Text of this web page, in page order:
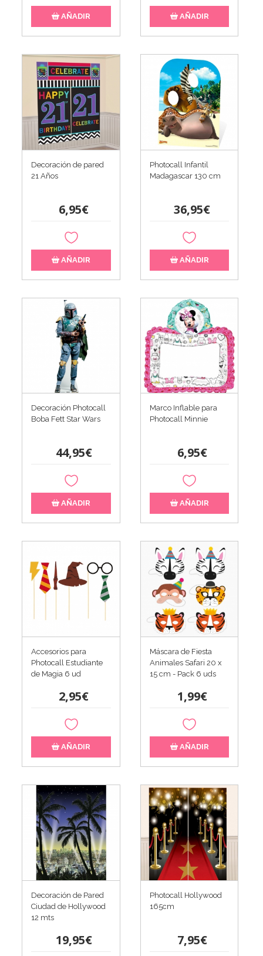
AÑADIR AÑADIR
Decoración de pared
21 Años
6,95€
AÑADIR
Photocall Infantil
Madagascar 130 cm
36,95€
AÑADIR
Decoración Photocall
Boba Fett Star Wars
44,95€
AÑADIR
Marco Inflable para
Photocall Minnie
6,95€
AÑADIR
Accesorios para
Photocall Estudiante
de Magia 6 ud
2,95€
AÑADIR
Máscara de Fiesta
Animales Safari 20 x
15 cm - Pack 6 uds
1,99€
AÑADIR
Decoración de Pared
Ciudad de Hollywood
12 mts
19,95€
Photocall Hollywood
165cm
7,95€